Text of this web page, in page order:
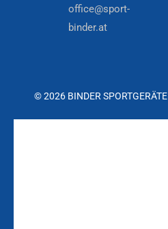
office@sport-
binder.at
© 2026 BINDER SPORTGERÄTE